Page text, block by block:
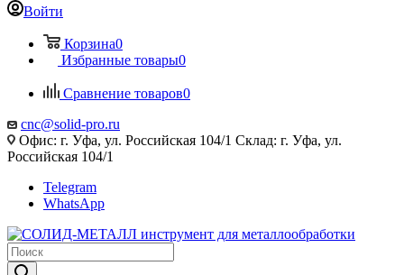
Войти
Корзина0
Избранные товары0
Сравнение товаров0
cnc@solid-pro.ru
Офис: г. Уфа, ул. Российская 104/1 Склад: г. Уфа, ул.
Российская 104/1
Telegram
WhatsApp